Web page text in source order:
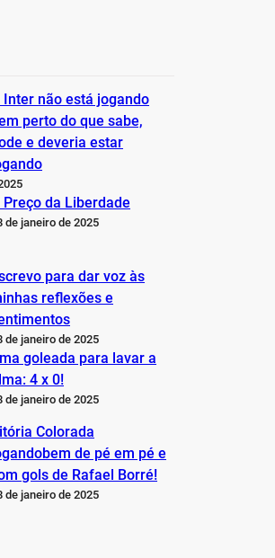
Inter não está jogando
perto do que sabe,
e deveria estar
Preço da Liberdade
de janeiro de 2025
para dar voz às
reflexões e
de janeiro de 2025
goleada para lavar a
4 x 0!
de janeiro de 2025
Colorada
de pé em pé e
gols de Rafael Borré!
de janeiro de 2025